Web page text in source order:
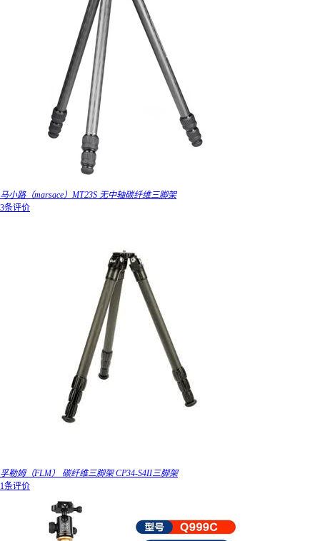
马小路（marsace）MT23S 无中轴碳纤维三脚架
3条评价
孚勒姆（FLM） 碳纤维三脚架 CP34-S4II三脚架
1条评价